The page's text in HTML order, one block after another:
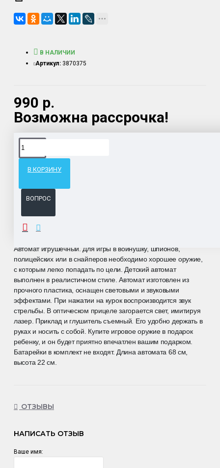
990 р.
Возможна рассрочка!
В НАЛИЧИИ
Артикул: 3870375
В КОРЗИНУ
ВОПРОС
Доставка товара по всему Таможенному союзу.
ОПИСАНИЕ
Автомат игрушечный. Для игры в войнушку, шпионов,
полицейских или в снайперов необходимо хорошее оружие,
с которым легко попадать по цели. Детский автомат
выполнен в реалистичном стиле. Автомат изготовлен из
прочного пластика, оснащен световыми и звуковыми
эффектами. При нажатии на курок воспроизводится звук
стрельбы. В оптическом прицеле загорается свет, имитируя
лазер. Приклад и глушитель съемный. Его удобно держать в
руках и носить с собой. Купите игровое оружие в подарок
ребенку, и он будет приятно впечатлен вашим подарком.
Батарейки в комплект не входят. Длина автомата 68 см,
высота 22 см.
ОТЗЫВЫ
НАПИСАТЬ ОТЗЫВ
Ваше имя: